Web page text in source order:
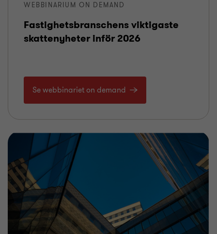
WEBBINARIUM ON DEMAND
Fastighetsbranschens viktigaste
skattenyheter inför 2026
Se webbinariet on demand